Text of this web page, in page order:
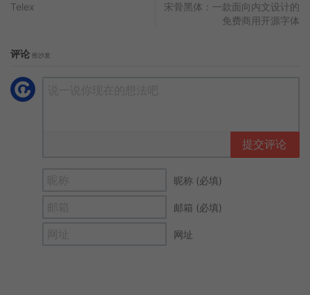
Telex
宋骨黑体：一款面向内文设计的
免费商用开源字体
评论 抢沙发
提交评论
昵称 (必填)
邮箱 (必填)
网址